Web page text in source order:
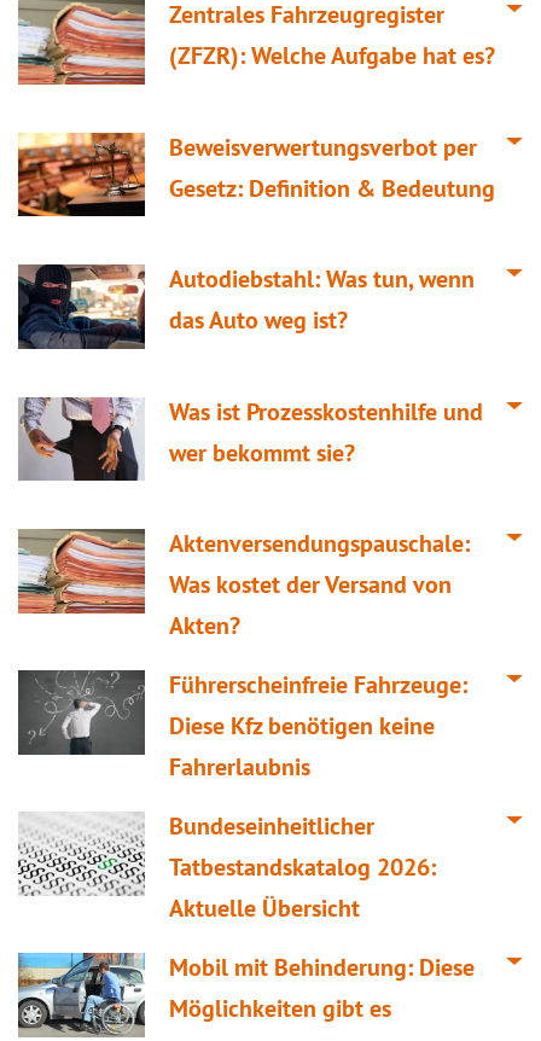
Zentrales Fahrzeugregister
(ZFZR): Welche Aufgabe hat es?
Beweisverwertungsverbot per
Gesetz: Definition & Bedeutung
Autodiebstahl: Was tun, wenn
das Auto weg ist?
Was ist Prozesskostenhilfe und
wer bekommt sie?
Aktenversendungspauschale:
Was kostet der Versand von
Akten?
Führerscheinfreie Fahrzeuge:
Diese Kfz benötigen keine
Fahrerlaubnis
Bundeseinheitlicher
Tatbestandskatalog 2026:
Aktuelle Übersicht
Mobil mit Behinderung: Diese
Möglichkeiten gibt es